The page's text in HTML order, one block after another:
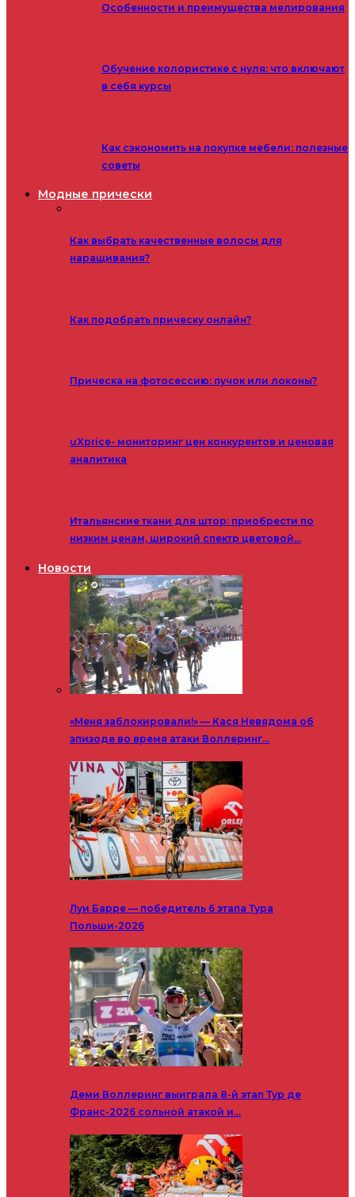
Особенности и преимущества мелирования
Обучение колористике с нуля: что включают
в себя курсы
Как сэкономить на покупке мебели: полезные
советы
Модные прически
Как выбрать качественные волосы для
наращивания?
Как подобрать прическу онлайн?
Прическа на фотосессию: пучок или локоны?
uXprice- мониторинг цен конкурентов и ценовая
аналитика
Итальянские ткани для штор: приобрести по
низким ценам, широкий спектр цветовой…
Новости
«Меня заблокировали!» — Кася Невядома об
эпизоде во время атаки Воллеринг…
Луи Барре — победитель 6 этапа Тура
Польши-2026
Деми Воллеринг выиграла 8-й этап Тур де
Франс-2026 сольной атакой и…